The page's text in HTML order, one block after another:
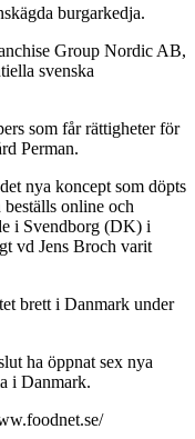
burgarkedja.
Group Nordic AB,
svenska
som får rättigheter för
Perman.
nya koncept som döpts
beställs online och
i Svendborg (DK) i
vd Jens Broch varit
brett i Danmark under
ha öppnat sex nya
i Danmark.